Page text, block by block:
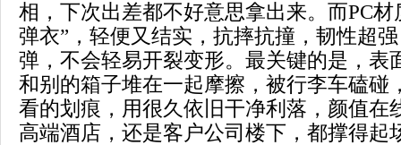
相，下次出差都不好意思拿出来。而PC
弹衣”，轻便又结实，抗摔抗撞，韧性超
弹，不会轻易开裂变形。最关键的是，表
和别的箱子堆在一起摩擦，被行李车磕碰
看的划痕，用很久依旧干净利落，颜值在
高端酒店，还是客户公司楼下，都撑得起